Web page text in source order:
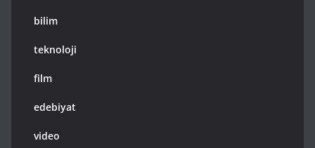
bilim
teknoloji
film
edebiyat
video